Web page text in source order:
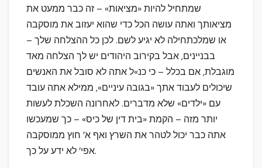
שמתחיל להיות «מציאות» – זה כבר ממעט את
מציאותך ואתה עושה הכל כדי שהוא יעזוב את מוסקבה
או שמלכתחילה לא יגיע לשם. לכן כל ההצלחה שלך –
בבניינים, אבל בקירוב היהודים יש לך הצלחה מאד
מוגבלת, אם בכלל – כי כנ»ל אתה לא סובל את האנשים
שיכולים לעבוד אתך «בגובה עיניים», ממילא אתה עובד
עם «ילדים» שלא מדברים. לאחרונה השכלת לעשות
יותר מזה – הקמת «בית דין של כיס» – כך שמעכשו
אתה כבר יכול לטהר את השרץ ואף א’ חוץ ממוסקבה
אפי’ לא ידע על כך.